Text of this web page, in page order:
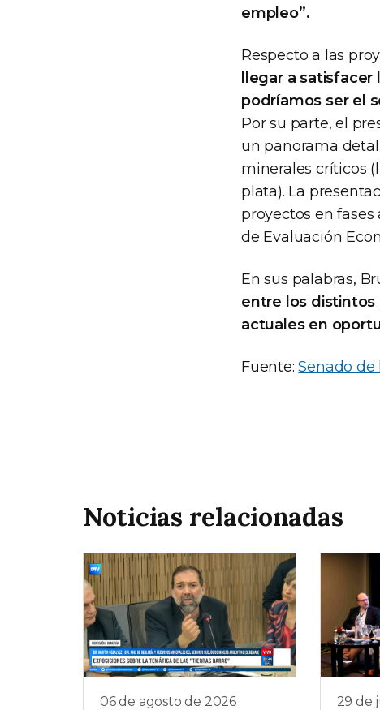
empleo”.
Respecto a las
llegar a
podríamos ser el
Por su parte, el
un panorama
minerales críticos
plata). La
proyectos en
de Evaluación
En sus palabras,
entre los distintos
actuales en
Fuente:Senado de
Noticias relacionadas
06 de agosto de 2026 29 de